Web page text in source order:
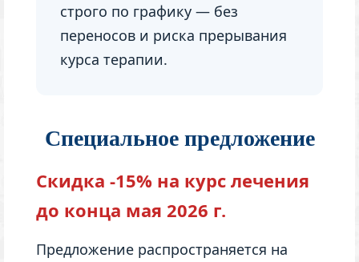
строго по графику — без
переносов и риска прерывания
курса терапии.
Специальное предложение
Скидка -15% на курс лечения
до конца мая 2026 г.
Предложение распространяется на